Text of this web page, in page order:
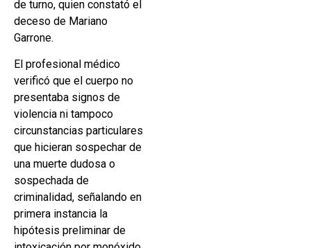
de turno, quien constató el
deceso de Mariano
Garrone.
El profesional médico
verificó que el cuerpo no
presentaba signos de
violencia ni tampoco
circunstancias particulares
que hicieran sospechar de
una muerte dudosa o
sospechada de
criminalidad, señalando en
primera instancia la
hipótesis preliminar de